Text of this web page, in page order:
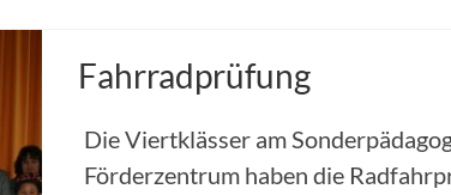
Fahrradprüfung
Die Viertklässer am
Förderzentrum haben die